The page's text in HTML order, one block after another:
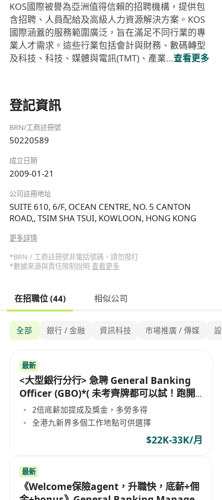
KOS國際被譽為亞洲值得信賴的招聘機構，提供包
含招聘、人員配給及高級人力資源解決方案。KOS
國際涵蓋的服務範圍廣泛，旨在滿足不同行業的專
業人才需求。這些行業包括會計與財務、數碼轉型
及科技、科技、媒體與電訊(TMT)、產業...查看更多
登記資訊
BRN/工商註冊號
50220589
成立日期
2009-01-21
公司註冊地址
SUITE 610, 6/F, OCEAN CENTRE, NO. 5 CANTON
ROAD,, TSIM SHA TSUI, KOWLOON, HONG KONG
更多詳情
*BRN / 工商註冊號非電話號碼，請勿撥打
*數據來源與責任限制說明 查看更多
在招職位 (44) 相似公司
全部 銀行 / 金融 資訊科技 市場推廣 / 傳媒
最新
<大型銀行分行> 急聘 General Banking
Officer (GBO)*( 未考齊牌都可以試！跑開
數想轉型必看)
2倍底薪加提成及獎金，多勞多得
全港九新界多個工作地點可供選擇
$22K-33K/月
最新
《Welcome保險agent，升職快，底薪+佣